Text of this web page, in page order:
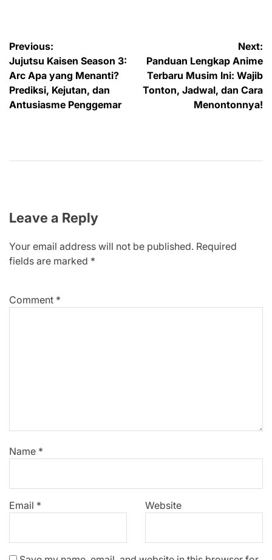
Post
navigation
Previous:
Jujutsu Kaisen Season 3:
Arc Apa yang Menanti?
Prediksi, Kejutan, dan
Antusiasme Penggemar
Next:
Panduan Lengkap Anime
Terbaru Musim Ini: Wajib
Tonton, Jadwal, dan Cara
Menontonnya!
Leave a Reply
Your email address will not be published. Required
fields are marked *
Comment *
Name *
Email * Website